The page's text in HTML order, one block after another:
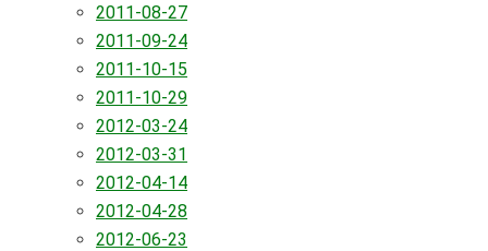
2011-08-27
2011-09-24
2011-10-15
2011-10-29
2012-03-24
2012-03-31
2012-04-14
2012-04-28
2012-06-23